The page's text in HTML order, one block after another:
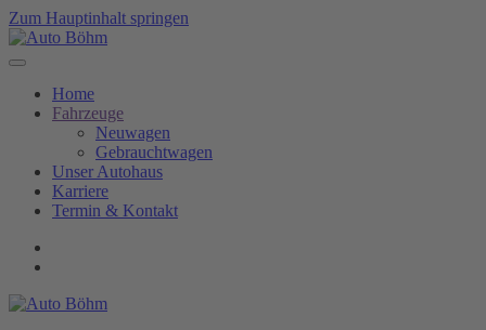
Zum Hauptinhalt springen
Home
Fahrzeuge
Neuwagen
Gebrauchtwagen
Unser Autohaus
Karriere
Termin & Kontakt